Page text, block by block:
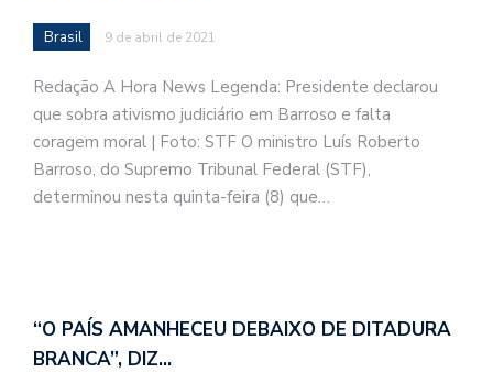
Brasil 9 de abril de 2021
Redação A Hora News Legenda: Presidente declarou
que sobra ativismo judiciário em Barroso e falta
coragem moral | Foto: STF O ministro Luís Roberto
Barroso, do Supremo Tribunal Federal (STF),
determinou nesta quinta-feira (8) que…
“O PAÍS AMANHECEU DEBAIXO DE DITADURA
BRANCA”, DIZ…